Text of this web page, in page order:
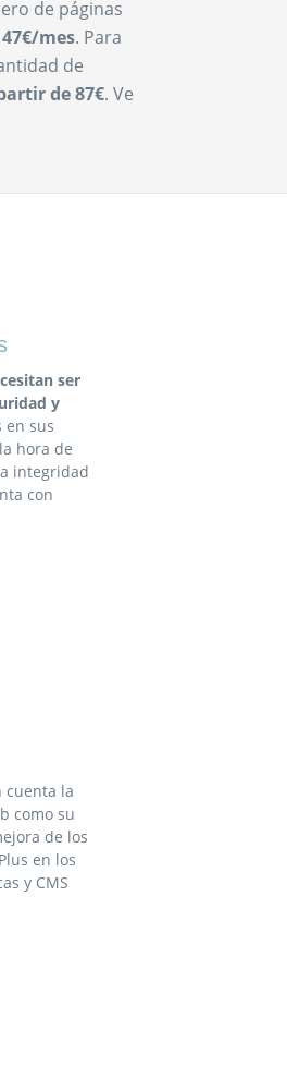
de páginas
mes. Para
de
de 87€. Ve
ser
y
en sus
hora de
integridad
con
cuenta la
como su
de los
en los
y CMS